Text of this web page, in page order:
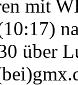
mit
über